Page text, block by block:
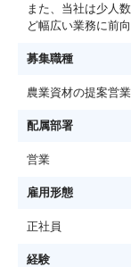
また、当社は少人
ど幅広い業務に前
募集職種
農業資材の提案営
配属部署
営業
雇用形態
正社員
経験